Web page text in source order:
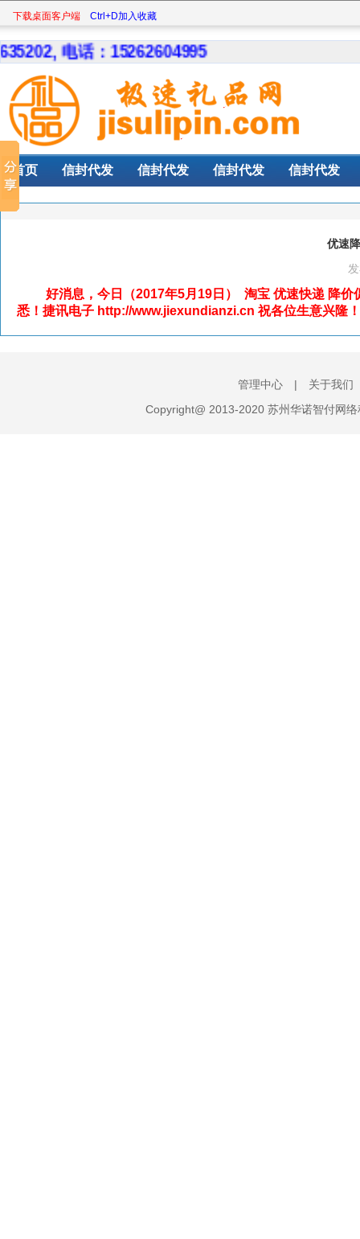
下载桌面客户端 Ctrl+D加入收藏
电话：15262604995
首页 信封代发 信封代发 信封代发 信封代发
优速
好消息，今日（2017年5月19日） 淘宝 优速快递 降价
悉！捷讯电子 http://www.jiexundianzi.cn 祝各位生意兴隆！
管理中心 |
关于我们
Copyright@ 2013-2020 苏州华诺智付网